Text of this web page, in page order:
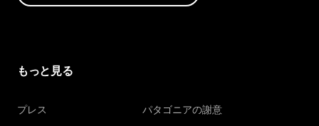
もっと見る
プレス パタゴニアの謝意